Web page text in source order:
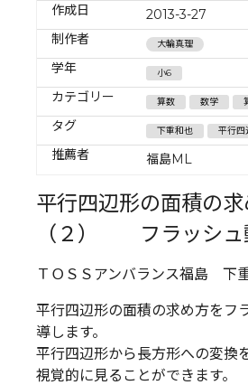
作成日
2013-3-27
制作者
大輪真理
学年 小6
カテゴリー 算数 数学
タグ 下重和也 平行四
推薦者 福島ML
平行四辺形の面積の
（２） フラッシュ
ＴＯＳＳアンバランス福島 下
平行四辺形の面積の求め方をフ
導します。
平行四辺形から長方形への変換
視覚的に見ることができます。